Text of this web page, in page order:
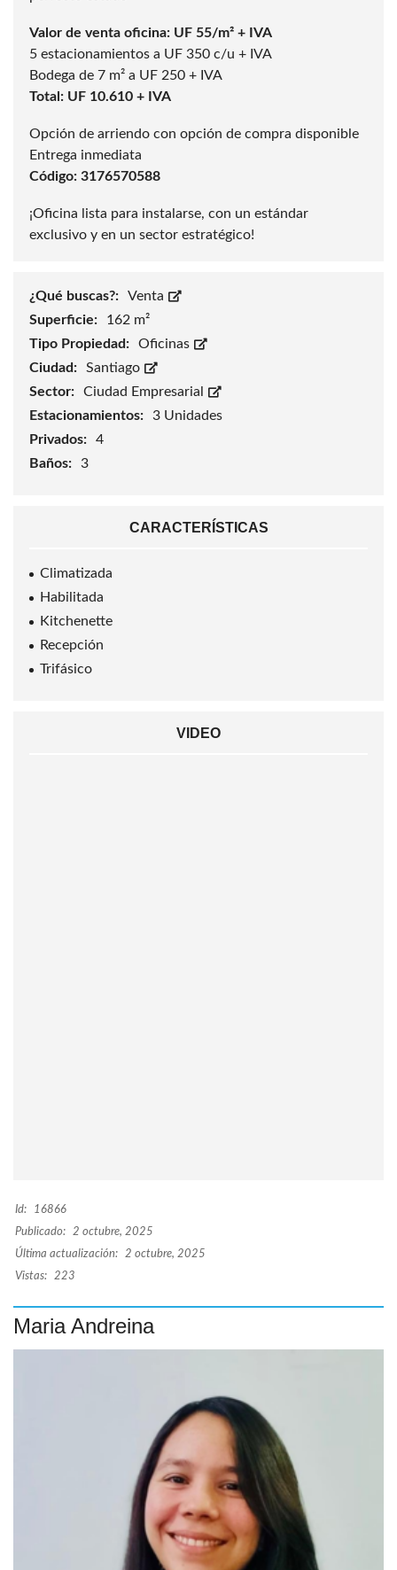
Valor de venta oficina: UF 55/m² + IVA
5 estacionamientos a UF 350 c/u + IVA
Bodega de 7 m² a UF 250 + IVA
Total: UF 10.610 + IVA
Opción de arriendo con opción de compra disponible
Entrega inmediata
Código: 3176570588
¡Oficina lista para instalarse, con un estándar
exclusivo y en un sector estratégico!
¿Qué buscas?:
Venta
Superficie:
162 m²
Tipo Propiedad:
Oficinas
Ciudad:
Santiago
Sector:
Ciudad Empresarial
Estacionamientos:
3 Unidades
Privados:
4
Baños:
3
CARACTERÍSTICAS
Climatizada
Habilitada
Kitchenette
Recepción
Trifásico
VIDEO
Id:
16866
Publicado:
2 octubre, 2025
Última actualización:
2 octubre, 2025
Vistas:
223
Maria Andreina